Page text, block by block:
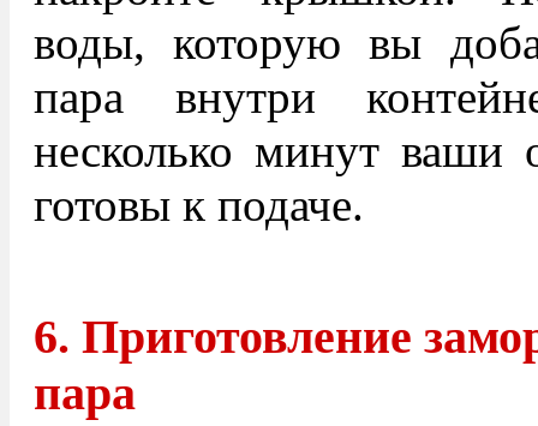
воды, которую вы
пара внутри
несколько минут ваши
готовы к подаче.
6. Приготовление
пара